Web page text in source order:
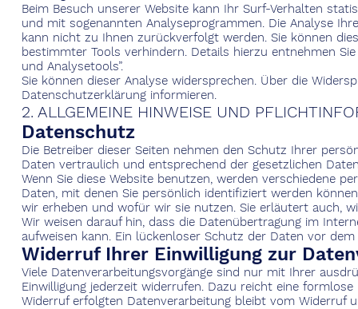
Beim Besuch unserer Website kann Ihr Surf-Verhalten
und mit sogenannten Analyseprogrammen. Die Analyse
kann nicht zu Ihnen zurückverfolgt werden. Sie können
bestimmter Tools verhindern. Details hierzu entnehmen
und Analysetools”.
Sie können dieser Analyse widersprechen. Über die
Datenschutzerklärung informieren.
2. ALLGEMEINE HINWEISE UND
Datenschutz
Die Betreiber dieser Seiten nehmen den Schutz Ihrer
Daten vertraulich und entsprechend der gesetzlichen
Wenn Sie diese Website benutzen, werden verschiedene
Daten, mit denen Sie persönlich identifiziert werden
wir erheben und wofür wir sie nutzen. Sie erläutert auch,
Wir weisen darauf hin, dass die Datenübertragung im
aufweisen kann. Ein lückenloser Schutz der Daten vor
Widerruf Ihrer Einwilligung zur
Viele Datenverarbeitungsvorgänge sind nur mit Ihrer
Einwilligung jederzeit widerrufen. Dazu reicht eine
Widerruf erfolgten Datenverarbeitung bleibt vom Widerruf